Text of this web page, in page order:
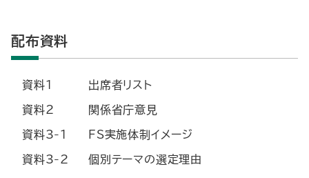
配布資料
資料1 出席者リスト
資料2 関係省庁意見
資料3-1 FS実施体制イメージ
資料3-2 個別テーマの選定理由